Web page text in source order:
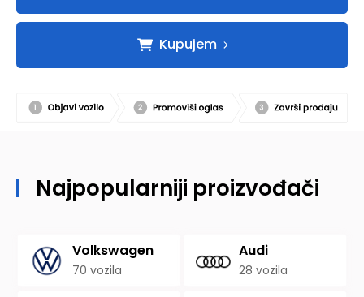
Kupujem
Najpopularniji proizvođači
Volkswagen
70 vozila
Audi
28 vozila